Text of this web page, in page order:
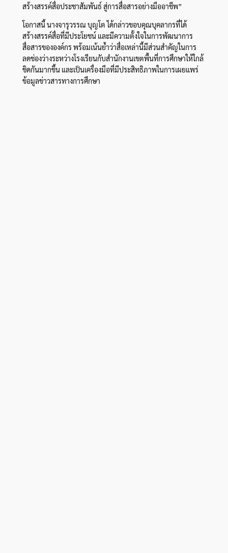
สร้างสรรค์สื่อประชาสัมพันธ์ สู่การสื่อสารอย่างมืออาชีพ”
โอกาสนี้ นางจารุวรรณ บุญโต ได้กล่าวขอบคุณบุคลากรที่ได้
สร้างสรรค์สื่อที่มีประโยชน์ และมีความตั้งใจในการพัฒนาการ
สื่อสารขององค์กร พร้อมเน้นย้ำว่าสื่อเหล่านี้มีส่วนสำคัญในการ
ลดช่องว่างระหว่างโรงเรียนกับสำนักงานเขตพื้นที่การศึกษาให้ใกล้
ชิดกันมากขึ้น และเป็นเครื่องมือที่มีประสิทธิภาพในการเผยแพร่
ข้อมูลข่าวสารทางการศึกษา